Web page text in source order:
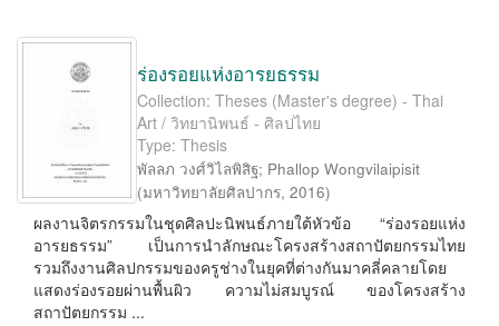
ร่องรอยแห่งอารยธรรม
Collection: Theses (Master's degree) - Thai
Art / วิทยานิพนธ์ - ศิลปไทย
Type: Thesis
พัลลภ วงศ์วิไลพิสิฐ; Phallop Wongvilaipisit
(มหาวิทยาลัยศิลปากร, 2016)
ผลงานจิตรกรรมในชุดศิลปะนิพนธ์ภายใต้หัวข้อ “ร่องรอยแห่ง
อารยธรรม” เป็นการนำลักษณะโครงสร้างสถาปัตยกรรมไทย
รวมถึงงานศิลปกรรมของครูช่างในยุคที่ต่างกันมาคลี่คลายโดย
แสดงร่องรอยผ่านพื้นผิว ความไม่สมบูรณ์ ของโครงสร้าง
สถาปัตยกรรม ...